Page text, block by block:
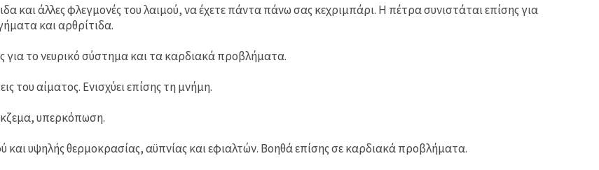
και άλλες φλεγμονές του λαιμού, να έχετε πάντα πάνω σας κεχριμπάρι. Η πέτρα συνιστάται επίσης για
και αρθρίτιδα.
για το νευρικό σύστημα και τα καρδιακά προβλήματα.
του αίματος. Ενισχύει επίσης τη μνήμη.
υπερκόπωση.
υψηλής θερμοκρασίας, αϋπνίας και εφιαλτών. Βοηθά επίσης σε καρδιακά προβλήματα.